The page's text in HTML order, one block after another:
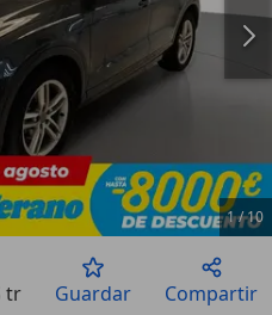
1/10
tronicGuardar Compartir